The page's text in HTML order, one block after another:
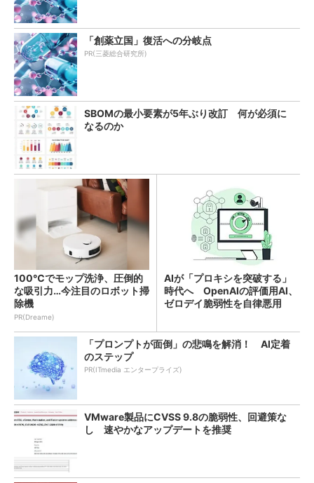
「創薬立国」復活への分岐点
PR(三菱総合研究所)
SBOMの最小要素が5年ぶり改訂 何が必須に
なるのか
100℃でモップ洗浄、圧倒的
な吸引力…今注目のロボット掃
除機
PR(Dreame)
AIが「プロキシを突破する」
時代へ OpenAIの評価用AI、
ゼロデイ脆弱性を自律悪用
「プロンプトが面倒」の悲鳴を解消！ AI定着
のステップ
PR(ITmedia エンタープライズ)
VMware製品にCVSS 9.8の脆弱性、回避策な
し 速やかなアップデートを推奨